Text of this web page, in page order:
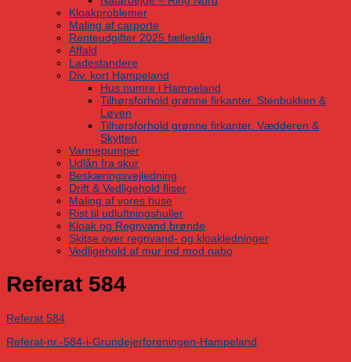
Kloakproblemer
Maling af carporte
Renteudgifter 2025 fælleslån
Affald
Ladestandere
Div. kort Hampeland
Hus numre i Hampeland
Tilhørsforhold grønne firkanter. Stenbukken &
Løven
Tilhørsforhold grønne firkanter. Vædderen &
Skytten
Varmepumper
Udlån fra skur
Beskæringsvejledning
Drift & Vedligehold fliser
Maling af vores huse
Rist til udluftningshuller
Kloak og Regnvand brønde
Skitse over regnvand- og kloakledninger
Vedligehold af mur ind mod nabo
Referat 584
Referat 584
Referat-nr.-584-i-Grundejerforeningen-Hampeland